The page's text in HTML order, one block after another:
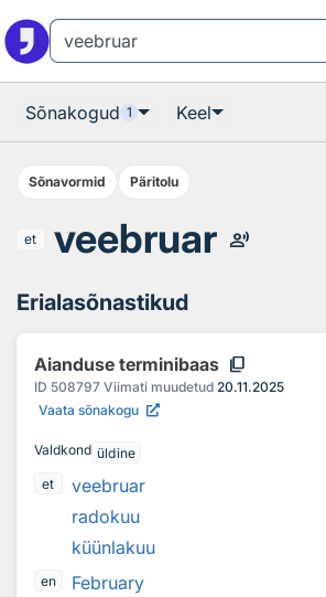
Sõnakogud 1 Keel
Sõnavormid Päritolu
et veebruar record_voice_over
Erialasõnastikud
Aianduse terminibaas content_copy
ID 508797 Viimati muudetud 20.11.2025
Vaata sõnakogu
Valdkond üldine
et
veebruar
radokuu
küünlakuu
en February